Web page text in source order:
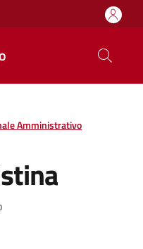
Amministrativo